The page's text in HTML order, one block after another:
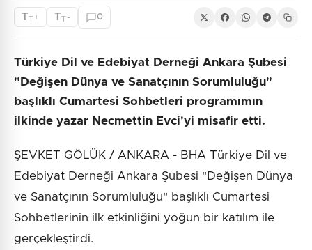
TT+ TT - 0
Türkiye Dil ve Edebiyat Derneği Ankara Şubesi
"Değişen Dünya ve Sanatçının Sorumluluğu"
başlıklı Cumartesi Sohbetleri programımın
ilkinde yazar Necmettin Evci'yi misafir etti.
ŞEVKET GÖLÜK / ANKARA - BHA Türkiye Dil ve
Edebiyat Derneği Ankara Şubesi "Değişen Dünya
ve Sanatçının Sorumluluğu" başlıklı Cumartesi
Sohbetlerinin ilk etkinliğini yoğun bir katılım ile
gerçekleştirdi.